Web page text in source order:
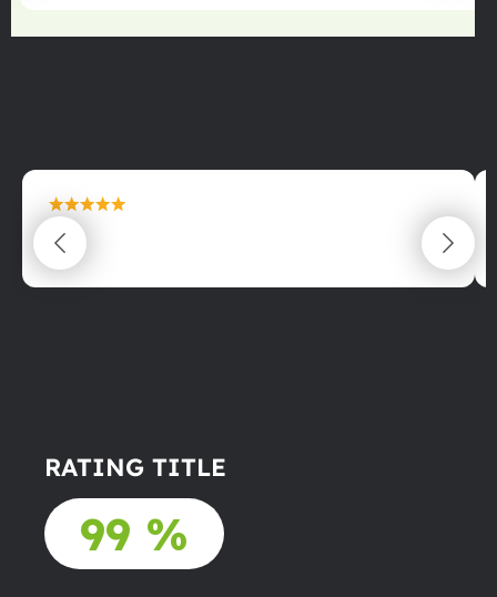
maximální spokojenost
22.06.2025
RATING TITLE
99 %